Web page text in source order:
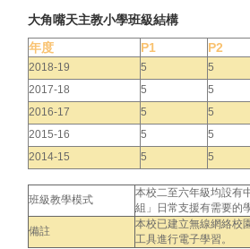
大角嘴天主教小學班級結構
年度
P1 P2
2018-19 5
5
2017-18
5
5
2016-17
5
5
2015-16
5
5
2014-15
5 5
班級教學模式
本校二至六年級均設有
組」日常支援有需要的
備註
本校已建立無線網絡校
工具進行電子學習。